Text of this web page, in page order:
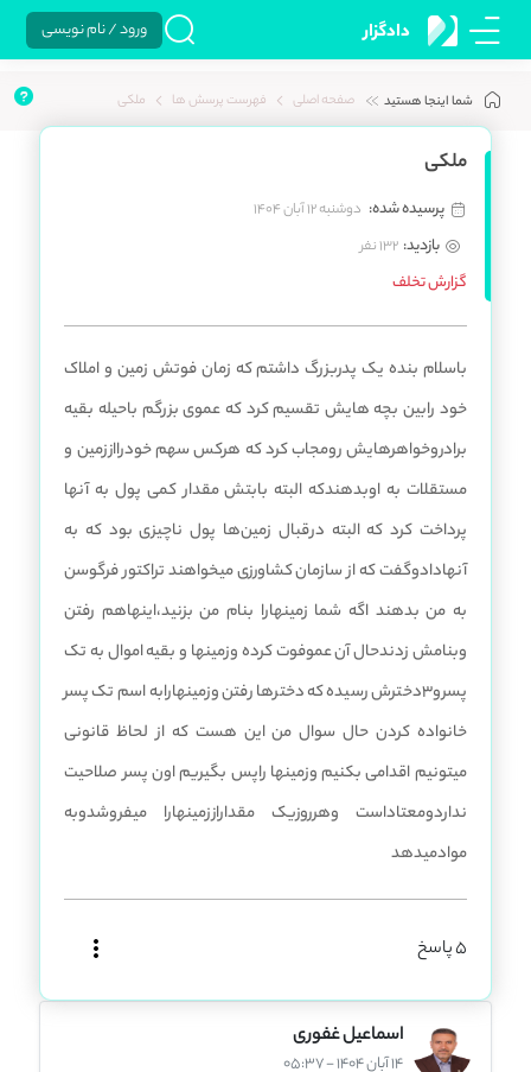
دادگزار ورود / نام نویسی
شما اینجا هستید صفحه اصلی فهرست پرسش ها ملکی
ملکی
پرسیده شده: دوشنبه 12 آبان 1404
بازدید:132 نفر
گزارش تخلف
باسلام بنده یک پدربزرگ داشتم که زمان فوتش زمین و املاک
خود رابین بچه هایش تقسیم کرد که عموی بزرگم باحیله بقیه
برادروخواهرهایش رومجاب کرد که هرکس سهم خودرااززمین و
مستقلات به اوبدهندکه البته بابتش مقدار کمی پول به آنها
پرداخت کرد که البته درقبال زمین‌ها پول ناچیزی بود که به
آنهادادوگفت که از سازمان کشاورزی میخواهند تراکتور فرگوسن
به من بدهند اگه شما زمینهارا بنام من بزنید،اینهاهم رفتن
وبنامش زدندحال آن عموفوت کرده وزمینها و بقیه اموال به تک
پسرو3دخترش رسیده که دخترها رفتن وزمینهارابه اسم تک پسر
خانواده کردن حال سوال من این هست که از لحاظ قانونی
میتونیم اقدامی بکنیم وزمینها راپس بگیریم اون پسر صلاحیت
نداردومعتاداست وهرروزیک مقداراززمینهارا میفروشدوبه
موادمیدهد
5 پاسخ
اسماعیل غفوری
14 آبان 1404 - 05:37